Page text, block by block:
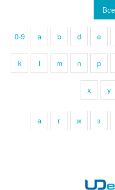
Все
0-9 a b d e
k l m n p
x y
а г ж з